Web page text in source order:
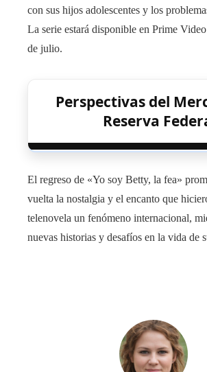
con sus hijos adolescentes y los
La serie estará disponible en Prime
de julio.
Perspectivas del
Reserva
El regreso de «Yo soy Betty, la fea»
vuelta la nostalgia y el encanto que
telenovela un fenómeno internacional,
nuevas historias y desafíos en la vida de